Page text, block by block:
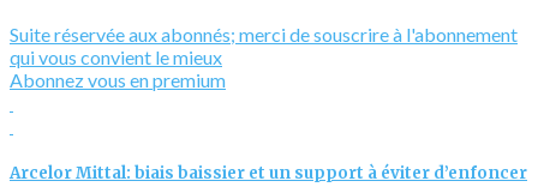
Suite réservée aux abonnés; merci de souscrire à l'abonnement
qui vous convient le mieux
Abonnez vous en premium
Arcelor Mittal: biais baissier et un support à éviter d’enfoncer